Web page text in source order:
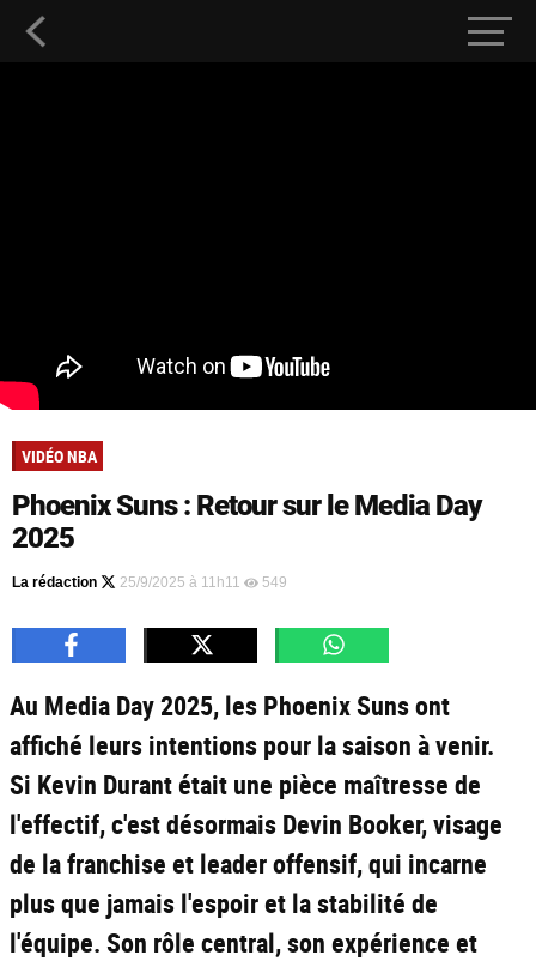
VIDÉO NBA
Phoenix Suns : Retour sur le Media Day
2025
La rédaction 25/9/2025 à 11h11 549
Au Media Day 2025, les Phoenix Suns ont
affiché leurs intentions pour la saison à venir.
Si Kevin Durant était une pièce maîtresse de
l'effectif, c'est désormais Devin Booker, visage
de la franchise et leader offensif, qui incarne
plus que jamais l'espoir et la stabilité de
l'équipe. Son rôle central, son expérience et